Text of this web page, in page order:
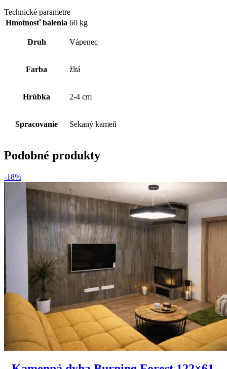
Technické parametre
Hmotnosť balenia 60 kg
Druh Vápenec
Farba žltá
Hrúbka 2-4 cm
Spracovanie Sekaný kameň
Podobné produkty
-18%